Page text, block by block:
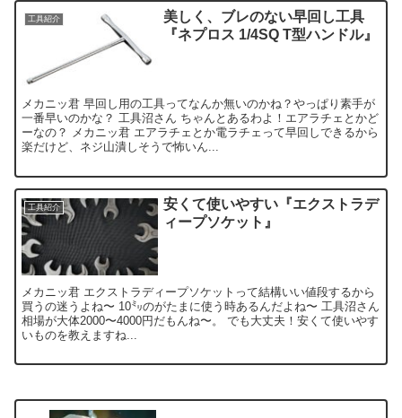
工具紹介
美しく、ブレのない早回し工具
『ネプロス 1/4SQ T型ハンドル』
メカニッ君 早回し用の工具ってなんか無いのかね？やっぱり素手が
一番早いのかな？ 工具沼さん ちゃんとあるわよ！エアラチェとかど
ーなの？ メカニッ君 エアラチェとか電ラチェって早回しできるから
楽だけど、ネジ山潰しそうで怖いん...
工具紹介
安くて使いやすい『エクストラデ
ィープソケット』
メカニッ君 エクストラディープソケットって結構いい値段するから
買うの迷うよね〜 10㍉のがたまに使う時あるんだよね〜 工具沼さん
相場が大体2000〜4000円だもんね〜。 でも大丈夫！安くて使いやす
いものを教えますね...